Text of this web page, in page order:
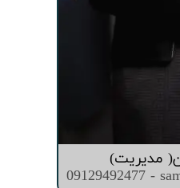
مدیریت)
09129492477 -